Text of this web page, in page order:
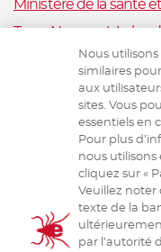
Ministère de la santé
Terre-Neuve-et-
Nova Scotia
Ministère de la Santé
Santé publique
Saskatchewan
Système canadien de
Santé animale Canada
Nous
similaires
aux
sites. Vous
essentiels en
Pour plus
nous utilisons
cliquez sur «
Veuillez noter
texte de la
par l’autorité